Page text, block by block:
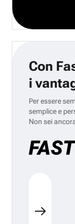
Con
i
Per essere
semplice e
Non sei